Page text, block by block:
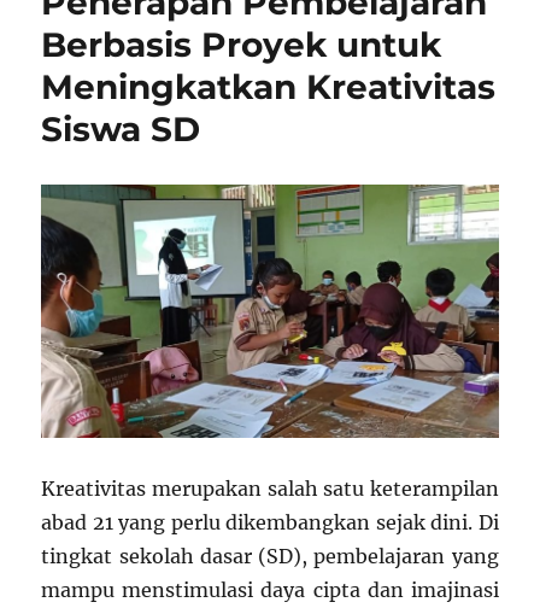
Berbasis Proyek untuk
Meningkatkan Kreativitas
Siswa SD
Kreativitas merupakan salah satu keterampilan
abad 21 yang perlu dikembangkan sejak dini. Di
tingkat sekolah dasar (SD), pembelajaran yang
mampu menstimulasi daya cipta dan imajinasi